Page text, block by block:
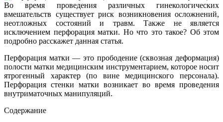
Во время проведения различных гинекологических
вмешательств существует риск возникновения осложнений,
неотложных состояний и травм. Также не является
исключением перфорация матки. Но что это такое? Об этом
подробно расскажет данная статья.
Перфорация матки — это прободение (сквозная деформация)
полости матки медицинским инструментарием, которое носит
ятрогенный характер (по вине медицинского персонала).
Перфорация стенки матки возникает во время проведения
внутриматочных манипуляций.
Содержание